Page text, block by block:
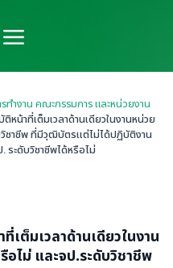
ทำงาน คณะกรรมการ และหน่วยงาน
หน้าที่เต็มเวลาด้านเดียวในงานหน่วย
ชาชีพ ที่มีวุฒิบัตรแต่ไม่ได้ปฏิบัติงาน
ระดับวิชาชีพได้หรือไม่
ต็มเวลาด้านเดียวในงาน
อไม่ และจป.ระดับวิชาชีพ